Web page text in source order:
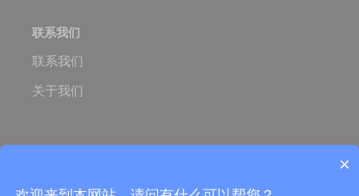
联系我们
联系我们
关于我们
ISO国际质量体系认证
×